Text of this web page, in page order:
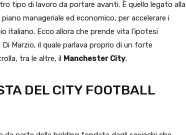
tipo di lavoro da portare avanti. È quello legato alla
manageriale ed economico, per accelerare i
italiano. Ecco allora che prende vita l’ipotesi
Marzio, il quale parlava proprio di un forte
tra le altre, il Manchester City.
DEL CITY FOOTBALL